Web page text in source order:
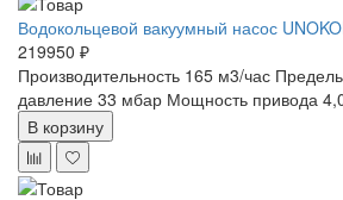
Водокольцевой вакуумный насос
219950 ₽
Производительность 165 м3/час
давление 33 мбар Мощность привода
В корзину